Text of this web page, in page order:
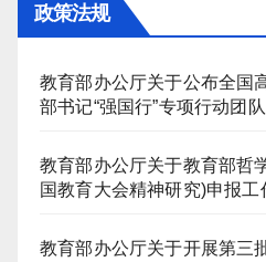
政策法规
教育部办公厅关于公布全国
部书记“强国行”专项行动团
教育部办公厅关于教育部哲
国教育大会精神研究)申报工
教育部办公厅关于开展第三